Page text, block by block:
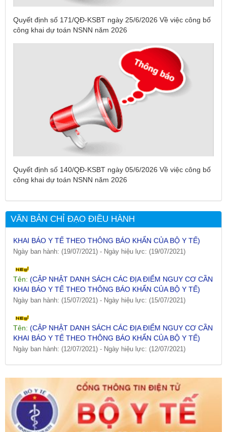
Quyết định số 171/QĐ-KSBT ngày 25/6/2026 Về việc công bố
công khai dự toán NSNN năm 2026
Quyết định số 140/QĐ-KSBT ngày 05/6/2026 Về việc công bố
công khai dự toán NSNN năm 2026
VĂN BẢN CHỈ ĐẠO ĐIỀU HÀNH
CÁCH LY XÃ HỘI VÀ GIÃN CÁCH XÃ HỘI TÍNH ĐẾN 17H
NGÀY 25/7/2021)
Tên:
(CẬP NHẬT DANH SÁCH CÁC ĐỊA ĐIỂM NGUY CƠ CẦN
KHAI BÁO Y TẾ THEO THÔNG BÁO KHẨN CỦA BỘ Y TẾ)
Ngày ban hành: (19/07/2021) -Ngày hiệu lực: (19/07/2021)
Tên:
KHAI BÁO Y TẾ THEO THÔNG BÁO KHẨN CỦA BỘ Y TẾ)
Ngày ban hành: (15/07/2021) -Ngày hiệu lực: (15/07/2021)
Tên:
KHAI BÁO Y TẾ THEO THÔNG BÁO KHẨN CỦA BỘ Y TẾ)
Ngày ban hành: (12/07/2021) -Ngày hiệu lực: (12/07/2021)
Tên:(CẬP NHẬT DANH SÁCH CÁC ĐỊA ĐIỂM NGUY CƠ CẦN
KHAI BÁO Y TẾ THEO THÔNG BÁO KHẨN CỦA BỘ Y TẾ)
Ngày ban hành: (09/07/2021) -Ngày hiệu lực: (09/07/2021)
Tên:(CẬP NHẬT DANH SÁCH CÁC ĐỊA ĐIỂM NGUY CƠ CẦN
KHAI BÁO Y TẾ THEO THÔNG BÁO KHẨN CỦA BỘ Y TẾ)